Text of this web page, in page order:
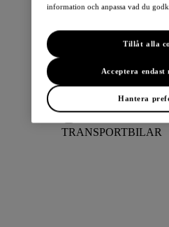
ARIYA
Townstar Skåp EV
e-NV200 Skåp
TRANSPORTBILAR
information och anpassa vad du
Hantera
Acceptera endast
Tillåt alla